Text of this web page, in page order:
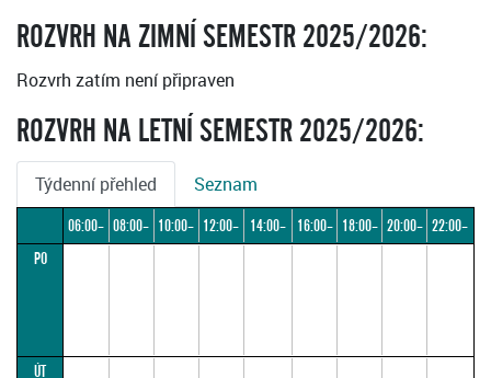
ROZVRH NA ZIMNÍ SEMESTR 2025/2026:
Rozvrh zatím není připraven
ROZVRH NA LETNÍ SEMESTR 2025/2026:
Týdenní přehled Seznam
06:00– 08:00– 10:00– 12:00–
14:00–
16:00– 18:00– 20:00– 22:00–
PO
ÚT